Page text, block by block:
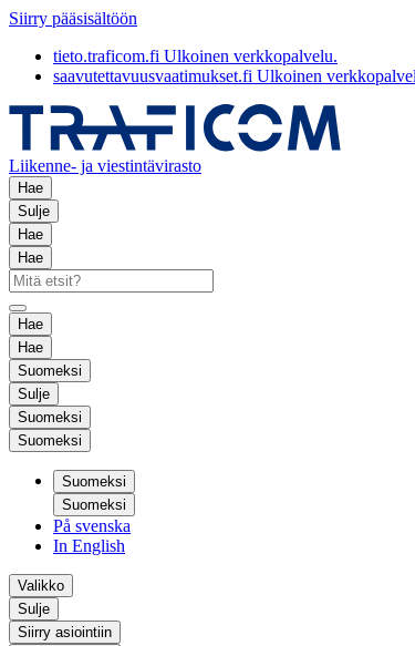
Siirry pääsisältöön
tieto.traficom.fi Ulkoinen verkkopalvelu.
saavutettavuusvaatimukset.fi Ulkoinen
Liikenne- ja viestintävirasto
Hae
Sulje
Hae
Hae
Hae
Hae
Suomeksi
Sulje
Suomeksi
Suomeksi
Suomeksi
Suomeksi
På svenska
In English
Valikko
Sulje
Siirry asiointiin